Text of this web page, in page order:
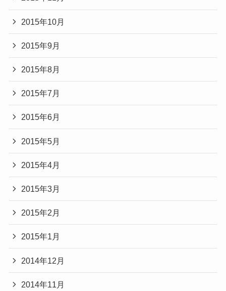
2015年10月
2015年9月
2015年8月
2015年7月
2015年6月
2015年5月
2015年4月
2015年3月
2015年2月
2015年1月
2014年12月
2014年11月